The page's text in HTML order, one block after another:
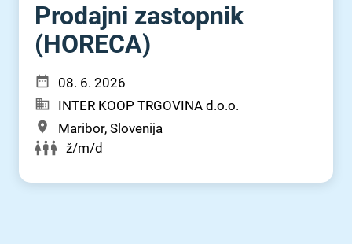
Prodajni zastopnik
(HORECA)
08. 6. 2026
INTER KOOP TRGOVINA d.o.o.
Maribor, Slovenija
ž/m/d